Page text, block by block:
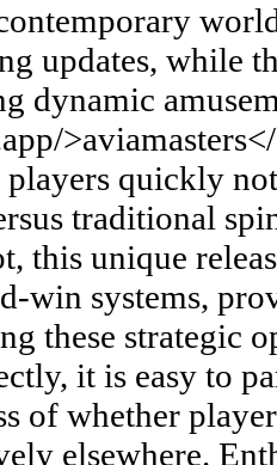
updates, while
dynamic
quickly
traditional
this unique
win systems,
these strategic
it is easy to
of whether
elsewhere.